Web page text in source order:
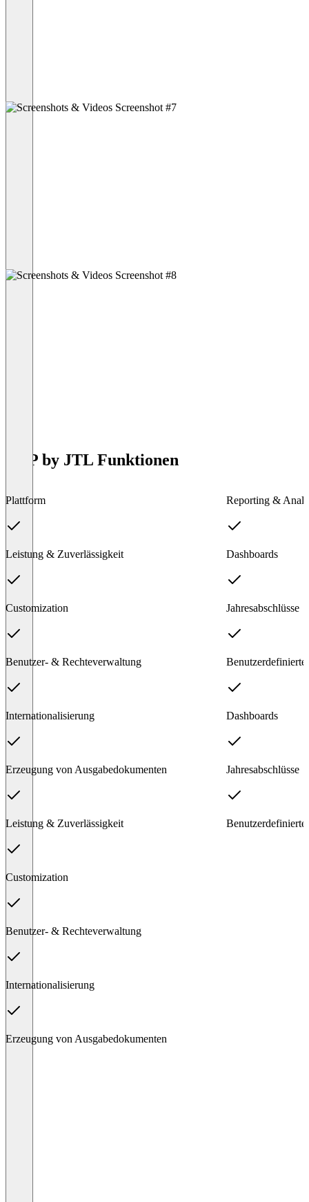
ERP by JTL Funktionen
Plattform
Leistung & Zuverlässigkeit
Customization
Benutzer- & Rechteverwaltung
Internationalisierung
Erzeugung von Ausgabedokumenten
Leistung & Zuverlässigkeit
Customization
Benutzer- & Rechteverwaltung
Internationalisierung
Erzeugung von Ausgabedokumenten
Reporting &
Dashboards
Jahresabschlüsse
Dashboards
Jahresabschlüsse